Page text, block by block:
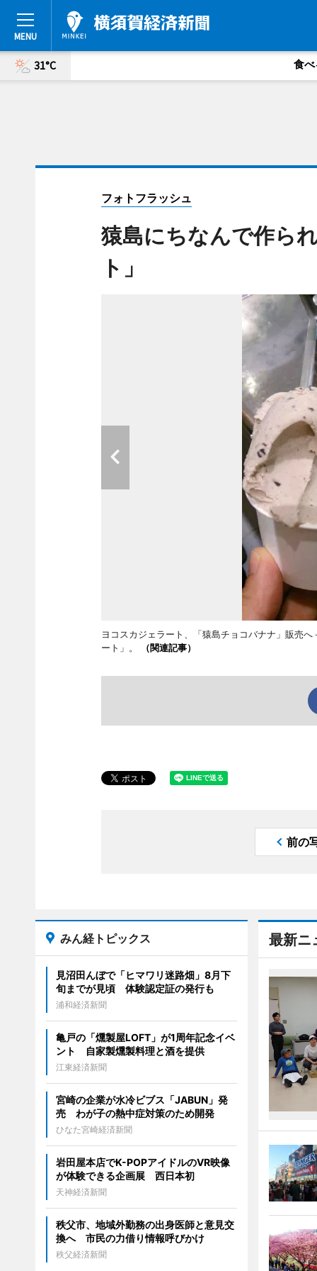
31°C 食べ
フォトフラッシュ
猿島にちなんで作ら
ト」
ヨコスカジェラート、「猿島チョコバナナ」販売
ート」。
（関連記事）
前の
最新ニ
みん経トピックス
見沼田んぼで「ヒマワリ迷路畑」8月下
旬までが見頃 体験認定証の発行も
浦和経済新聞
亀戸の「燻製屋LOFT」が1周年記念イベ
ント 自家製燻製料理と酒を提供
江東経済新聞
宮崎の企業が水冷ビブス「JABUN」発
売 わが子の熱中症対策のため開発
ひなた宮崎経済新聞
岩田屋本店でK-POPアイドルのVR映像
が体験できる企画展 西日本初
天神経済新聞
秩父市、地域外勤務の出身医師と意見交
換へ 市民の力借り情報呼びかけ
秩父経済新聞